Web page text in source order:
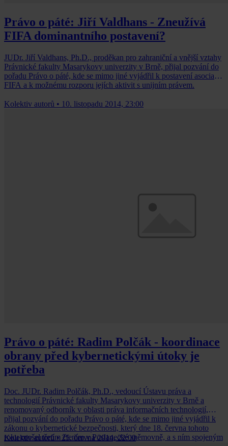
Právo o páté: Jiří Valdhans - Zneužívá
FIFA dominantního postavení?
JUDr. Jiří Valdhans, Ph.D., proděkan pro zahraniční a vnější vztahy
Právnické fakulty Masarykovy univerzity v Brně, přijal pozvání do
pořadu Právo o páté, kde se mimo jiné vyjádřil k postavení asociace
FIFA a k možnému rozporu jejích aktivit s unijním právem.
Kolektiv autorů • 10. listopadu 2014, 23:00
Právo o páté: Radim Polčák - koordinace
obrany před kybernetickými útoky je
potřeba
Doc. JUDr. Radim Polčák, Ph.D., vedoucí Ústavu práva a
technologií Právnické fakulty Masarykovy univerzity v Brně a
renomovaný odborník v oblasti práva informačních technologií,
přijal pozvání do pořadu Právo o páté, kde se mimo jiné vyjádřil k
zákonu o kybernetické bezpečnosti, který dne 18. června tohoto
roku prošel třetím čtením v Poslanecké sněmovně, a s ním spojeným
Kolektiv autorů • 25. června 2014, 22:00